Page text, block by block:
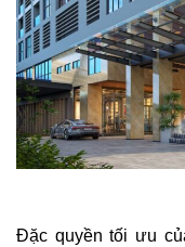
Đặc quyền tối ưu